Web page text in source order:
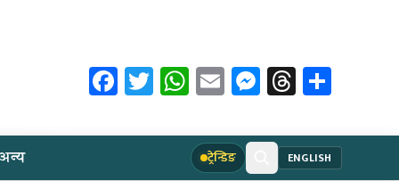
Facebook
Twitter
WhatsApp
EmailMessenger
Threads
ट्रेन्डिङ ENGLISH